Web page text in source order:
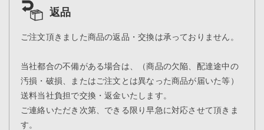
返品
ご注文頂きました商品の返品・交換は承っておりません。
当社都合の不備がある場合は、（商品の欠陥、配達途中の
汚損・破損、またはご注文とは異なった商品が届いた等）
送料当社負担で交換・返金いたします。
ご連絡いただき次第、できる限り早急に対応させて頂きま
す。